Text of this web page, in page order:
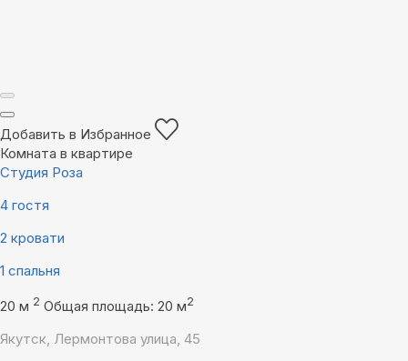
Добавить в Избранное
Комната в квартире
Студия Роза
4 гостя
2 кровати
1 спальня
20 м 2 Общая площадь: 20 м2
Якутск, Лермонтова улица, 45